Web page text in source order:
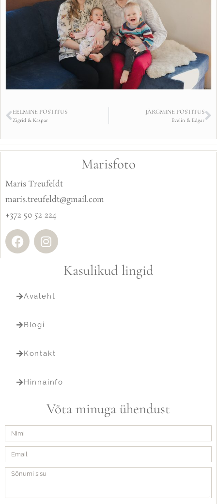
EELMINE POSTITUS
Zigrid & Kaspar
JÄRGMINE POSTITUS
Evelin & Edgar
Marisfoto
Maris Treufeldt
maris.treufeldt@gmail.com
+372 50 52 224
Kasulikud lingid
Avaleht
Blogi
Kontakt
Hinnainfo
Võta minuga ühendust